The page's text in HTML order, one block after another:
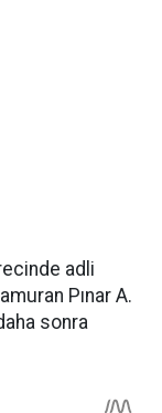
adli
Pınar A.
sonra